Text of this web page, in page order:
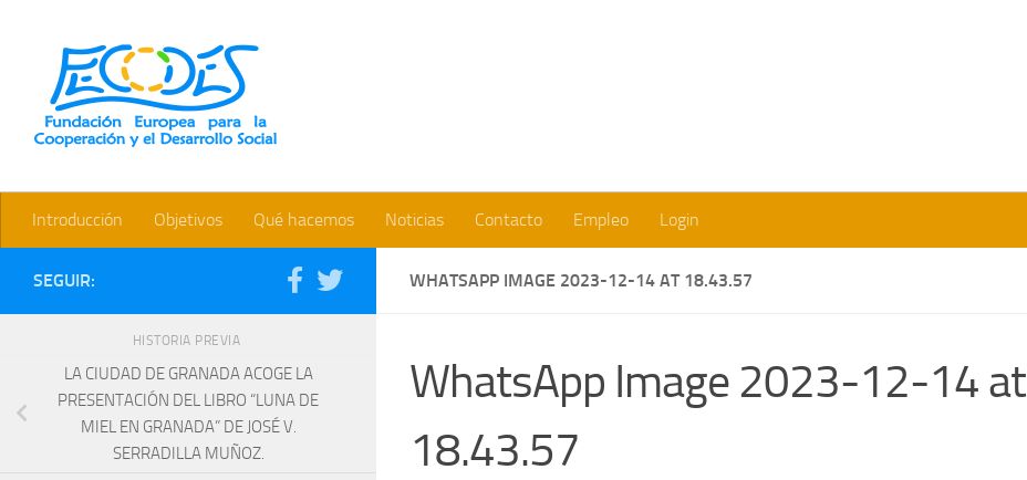
Introducción Objetivos Qué hacemos Noticias Contacto Empleo Login
WHATSAPP IMAGE 2023-12-14 AT 18.43.57
WhatsApp Image 2023-12-14 at
18.43.57
SEGUIR:
HISTORIA PREVIA
LA CIUDAD DE GRANADA ACOGE LA
PRESENTACIÓN DEL LIBRO “LUNA DE
MIEL EN GRANADA” DE JOSÉ V.
SERRADILLA MUÑOZ.